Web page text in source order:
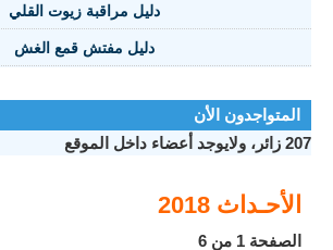
دليل مراقبة زيوت القلي
دليل مفتش قمع الغش
الأن
2018
1 من 6